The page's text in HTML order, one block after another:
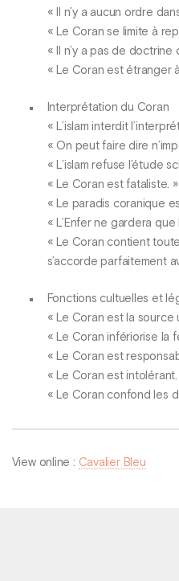
« Il n’y a aucun ordre
« Le Coran se limite à
« Il n’y a pas de
« Le Coran est étranger
Interprétation du Coran
« L’islam interdit
« On peut faire dire
« L’islam refuse l’étude
« Le Coran est fataliste. »
« Le paradis coranique
« L’Enfer ne gardera
« Le Coran contient
s’accorde parfaitement
Fonctions cultuelles et
« Le Coran est la source
« Le Coran infériorise la
« Le Coran est
« Le Coran est intolérant.
« Le Coran confond les
View online : Cavalier Bleu